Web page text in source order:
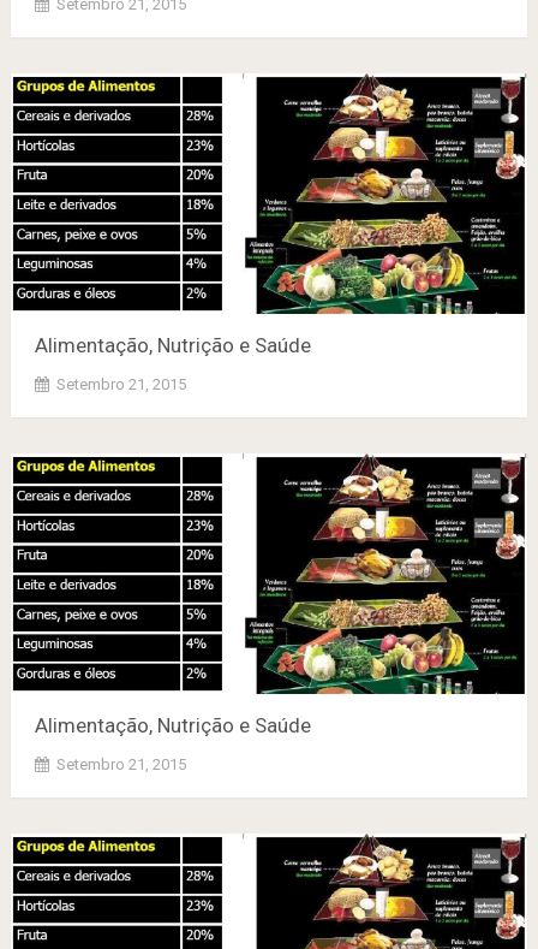
Setembro 21, 2015
Alimentação, Nutrição e Saúde
Setembro 21, 2015
Alimentação, Nutrição e Saúde
Setembro 21, 2015